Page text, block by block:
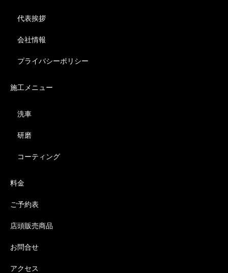
代表挨拶
会社情報
プライバシーポリシー
施工メニュー
洗車
研磨
コーティング
料金
ご予約表
店頭販売商品
お問合せ
アクセス